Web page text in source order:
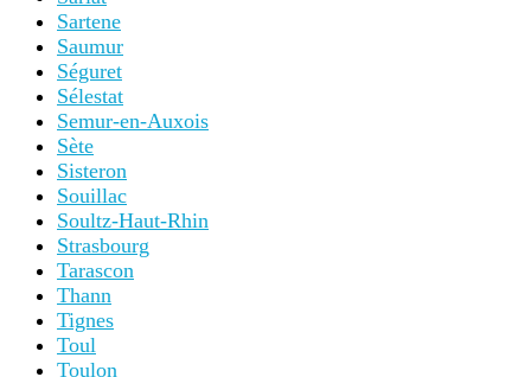
Sartene
Saumur
Séguret
Sélestat
Semur-en-Auxois
Sète
Sisteron
Souillac
Soultz-Haut-Rhin
Strasbourg
Tarascon
Thann
Tignes
Toul
Toulon